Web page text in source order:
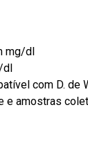
mg/dl
dl
com D. de
e amostras